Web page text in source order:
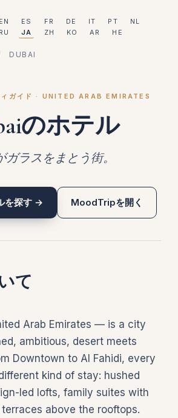
EN ES FR DE IT PT
NL
RU
JA ZH KO AR HE
DUBAI
ガイド · UNITED ARAB EMIRATES
のホテル
ガラスをまとう街。
を探す → MoodTripを開く
て
Arab Emirates — is a city
ambitious, desert meets
Downtown to Al Fahidi, every
kind of stay: hushed
led lofts, family suites with
above the rooftops.